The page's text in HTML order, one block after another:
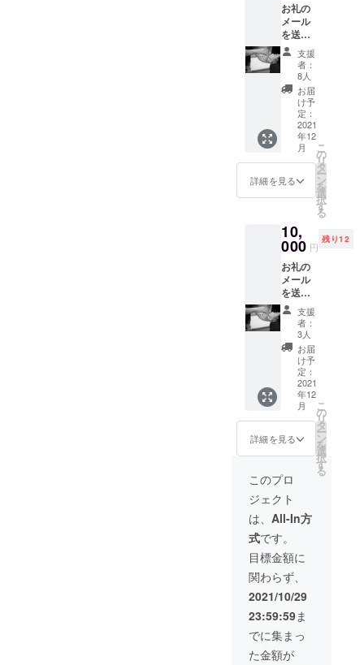
お礼の
メール
を送り
ます。
オリジ
ナルT
シャツ
を提供
しま
す。 材
質：ポ
リエス
テル・
メッ
シュ サ
イズ：L
色：白L
過去公
演の動
画（約
80分）
を送り
ます。
（ダン
スボー
トプロ
ジェク
ト2019
年公
演） ※
郵送で
のお渡
しとな
住所・
電話番
号の記
入もお
忘れに
ならな
いよう
ご記入
くださ
【必要
な入力
事項】
・ご自
支援
者：
8人
お届
け予
定：
2021
年12
月
詳細を見る
こ
の
リ
タ
ー
ン
を
選
択
す
る
10,
000 円
残り12
お礼の
メール
を送り
ます。
サッポ
ロ ダ
ンス
ボー
ト プ
ロジェ
クト T
シャツ
を提供
しま
す。 材
リエス
テル・
メッ
シュ サ
イズ：L
サイズ
色：白
過去公
演の動
画（約
80分）
を送り
ます。
（ダン
スボー
支援
者：
3人
お届
け予
定：
2021
年12
月
詳細を見る
こ
の
リ
タ
ー
ン
を
選
択
す
る
このプロ
ジェクト
は、 All-In方
式です。
目標金額に
関わらず、
2021/10/29
23:59:59ま
でに集まっ
た金額が